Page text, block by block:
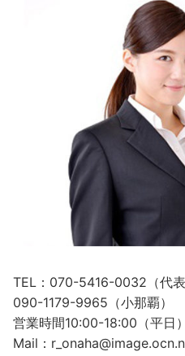
TEL：070-5416-0032（代表
090-1179-9965（小那覇）
営業時間10:00-18:00（平日）
Mail：